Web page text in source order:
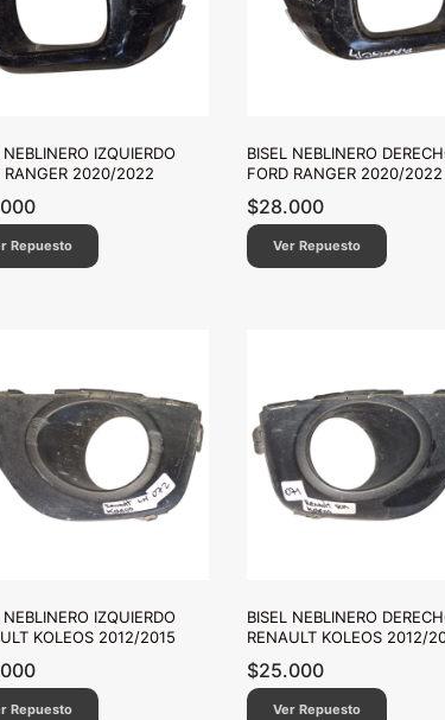
NEBLINERO IZQUIERDO
RANGER 2020/2022
Repuesto
BISEL NEBLINERO
FORD RANGER 2020/2022
$28.000
Ver Repuesto
NEBLINERO IZQUIERDO
KOLEOS 2012/2015
Repuesto
BISEL NEBLINERO
RENAULT KOLEOS 2012/
$25.000
Ver Repuesto